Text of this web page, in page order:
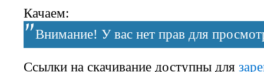
Качаем:
Внимание! У вас нет прав для
Ссылки на скачивание доступны для